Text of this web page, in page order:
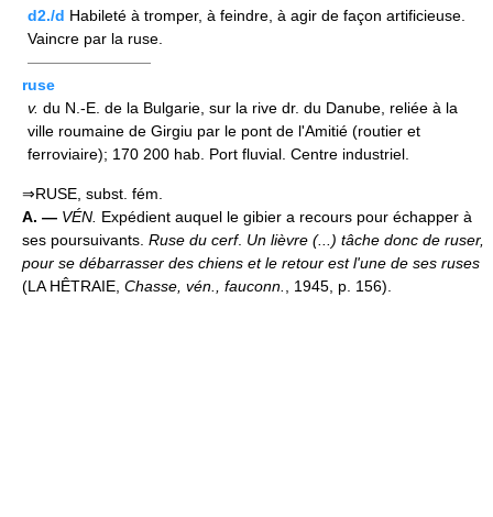
d2./d Habileté à tromper, à feindre, à agir de façon artificieuse.
Vaincre par la ruse.
————————
ruse
v. du N.-E. de la Bulgarie, sur la rive dr. du Danube, reliée à la
ville roumaine de Girgiu par le pont de l'Amitié (routier et
ferroviaire); 170 200 hab. Port fluvial. Centre industriel.
⇒RUSE, subst. fém.
A. — VÉN. Expédient auquel le gibier a recours pour échapper à
ses poursuivants. Ruse du cerf. Un lièvre (...) tâche donc de ruser,
pour se débarrasser des chiens et le retour est l'une de ses ruses
(LA HÊTRAIE, Chasse, vén., fauconn., 1945, p. 156).